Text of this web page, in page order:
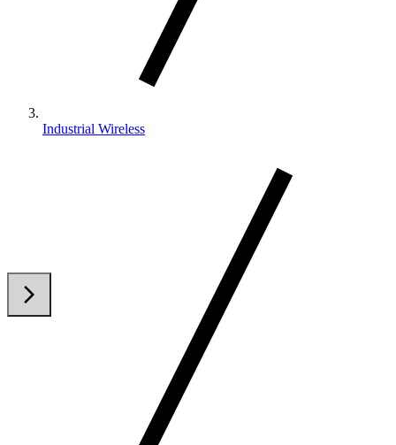
arrow_back_ios
arrow_forward_ios
Industrial Wireless